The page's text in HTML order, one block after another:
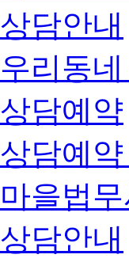
상담안내
우리동
상담예약
상담예
마을법
상담안내